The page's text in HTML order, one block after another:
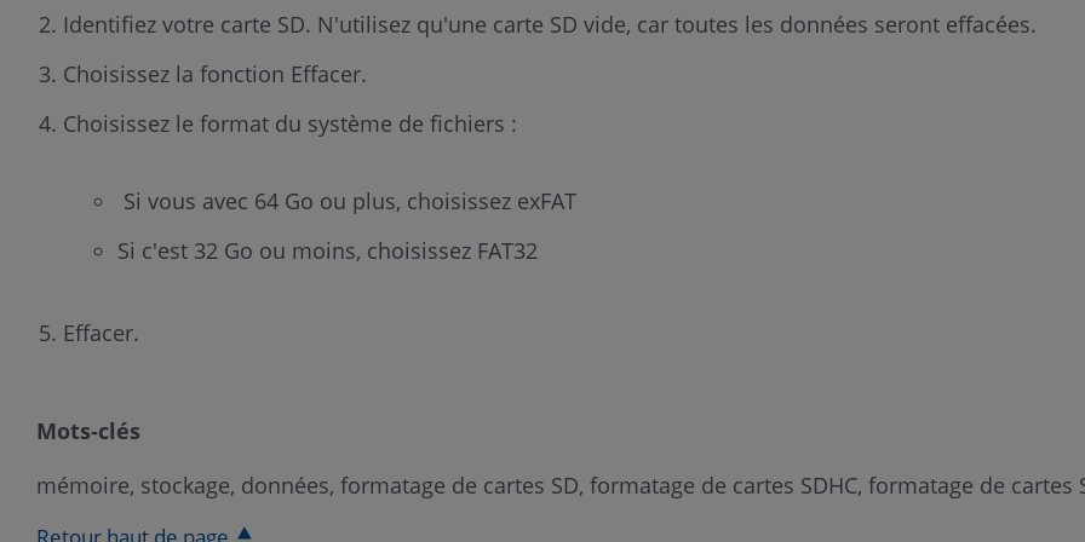
Identifiez votre carte SD. N'utilisez qu'une carte SD vide, car toutes les données seront effacées.
Choisissez la fonction Effacer.
Choisissez le format du système de fichiers :
Si vous avec 64 Go ou plus, choisissez exFAT
Si c'est 32 Go ou moins, choisissez FAT32
Effacer.
Mots-clés
mémoire, stockage, données, formatage de cartes SD, formatage de cartes SDHC, formatage de cartes